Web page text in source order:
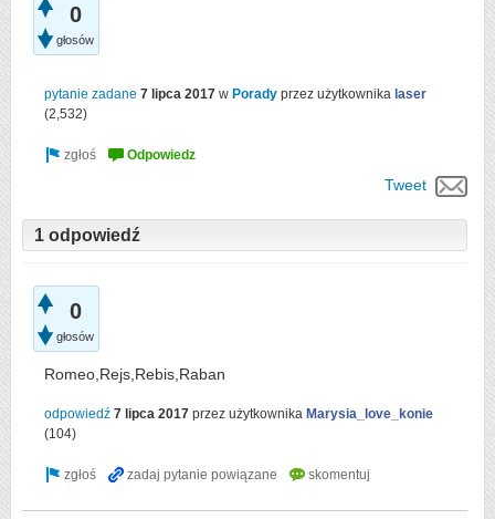
0
głosów
pytanie zadane 7 lipca 2017 w Porady przez użytkownika laser
(2,532)
Tweet
1 odpowiedź
0
głosów
Romeo,Rejs,Rebis,Raban
odpowiedź 7 lipca 2017 przez użytkownika Marysia_love_konie
(104)